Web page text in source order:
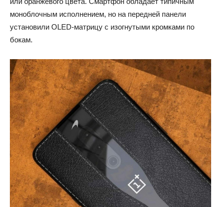
моноблочным исполнением, но на передней панели
установили OLED-матрицу с изогнутыми кромками по
бокам.